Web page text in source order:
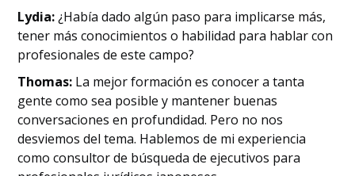
Lydia:¿Había dado algún paso para implicarse más,
tener más conocimientos o habilidad para hablar con
profesionales de este campo?
Thomas: La mejor formación es conocer a tanta
gente como sea posible y mantener buenas
conversaciones en profundidad. Pero no nos
desviemos del tema. Hablemos de mi experiencia
como consultor de búsqueda de ejecutivos para